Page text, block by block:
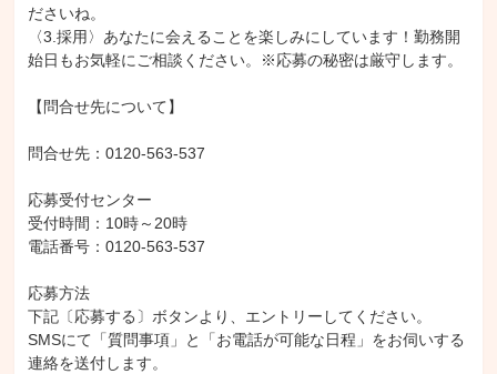
ださいね。
〈3.採用〉あなたに会えることを楽しみにしています！勤務開
始日もお気軽にご相談ください。※応募の秘密は厳守します。
【問合せ先について】
問合せ先：0120-563-537
応募受付センター
受付時間：10時～20時
電話番号：0120-563-537
応募方法
下記〔応募する〕ボタンより、エントリーしてください。
SMSにて「質問事項」と「お電話が可能な日程」をお伺いする
連絡を送付します。